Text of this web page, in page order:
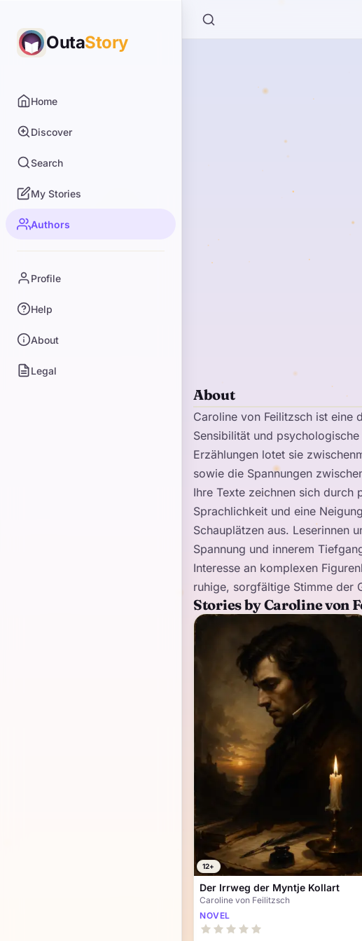
OutaStory
Home
Discover
Search
My Stories
Authors
Profile
Help
About
Legal
About
Caroline von Feilitzsch ist eine
Sensibilität und
Erzählungen lotet sie
sowie die Spannungen
Ihre Texte zeichnen sich durch
Sprachlichkeit und eine
Schauplätzen aus. Leserinnen
Spannung und innerem
Interesse an komplexen
ruhige, sorgfältige Stimme der
Stories by Caroline von
12+
Der Irrweg der Myntje Kollart
Caroline von Feilitzsch
NOVEL